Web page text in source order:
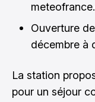
Ouverture
décembre à
La station
pour un séjour